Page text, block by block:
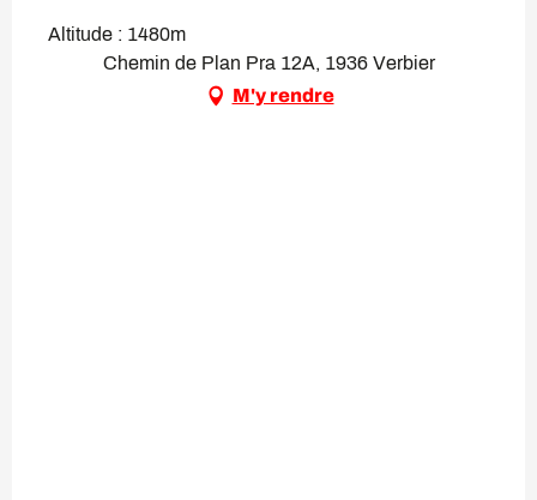
Altitude : 1480m
Chemin de Plan Pra 12A, 1936 Verbier
M'y rendre